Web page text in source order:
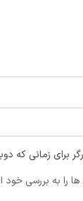
برای زمانی که
را به بررسی خود